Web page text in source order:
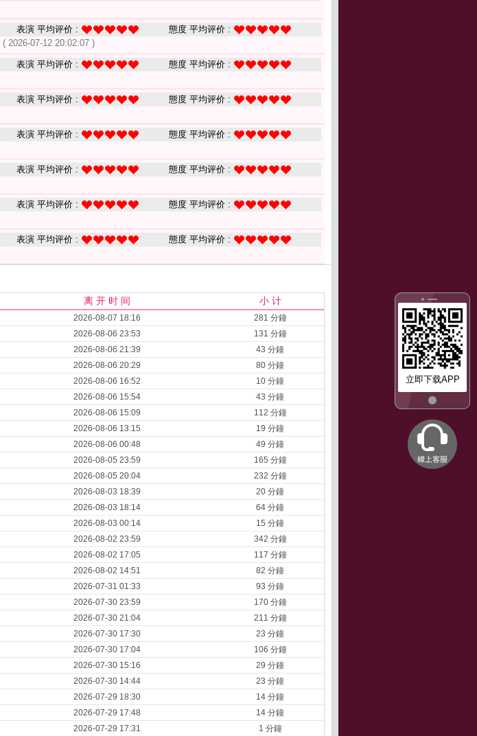
立即下载APP
表演 平均评价 :
態度 平均评价 :
( 2026-07-12 20:02:07 )
表演 平均评价 :
態度 平均评价 :
表演 平均评价 :
態度 平均评价 :
表演 平均评价 :
態度 平均评价 :
表演 平均评价 :
態度 平均评价 :
表演 平均评价 :
態度 平均评价 :
表演 平均评价 :
態度 平均评价 :
离 开 时 间 小 计
2026-08-07 18:16
281 分鐘
2026-08-06 23:53
131 分鐘
2026-08-06 21:39
43 分鐘
2026-08-06 20:29
80 分鐘
2026-08-06 16:52
10 分鐘
2026-08-06 15:54
43 分鐘
2026-08-06 15:09
112 分鐘
2026-08-06 13:15
19 分鐘
2026-08-06 00:48
49 分鐘
2026-08-05 23:59
165 分鐘
2026-08-05 20:04
232 分鐘
2026-08-03 18:39
20 分鐘
2026-08-03 18:14
64 分鐘
2026-08-03 00:14
15 分鐘
2026-08-02 23:59
342 分鐘
2026-08-02 17:05
117 分鐘
2026-08-02 14:51
82 分鐘
2026-07-31 01:33
93 分鐘
2026-07-30 23:59
170 分鐘
2026-07-30 21:04
211 分鐘
2026-07-30 17:30
23 分鐘
2026-07-30 17:04
106 分鐘
2026-07-30 15:16
29 分鐘
2026-07-30 14:44
23 分鐘
2026-07-29 18:30
14 分鐘
2026-07-29 17:48
14 分鐘
2026-07-29 17:31 1 分鐘